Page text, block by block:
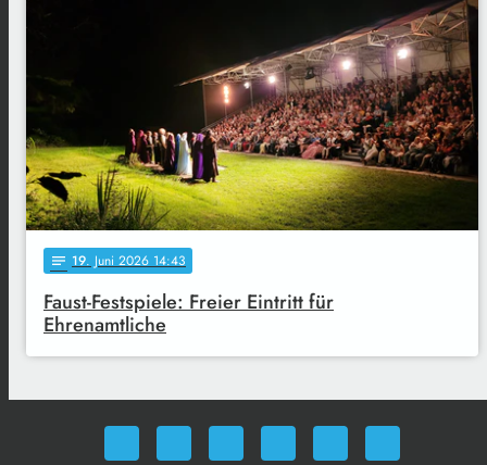
notes 19. Juni 2026 14:43
Faust-Festspiele: Freier Eintritt für
Ehrenamtliche